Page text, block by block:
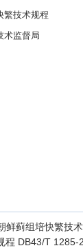
繁技术规程
术监督局
鲜蓟组培快繁技
程 DB43/T 1285-